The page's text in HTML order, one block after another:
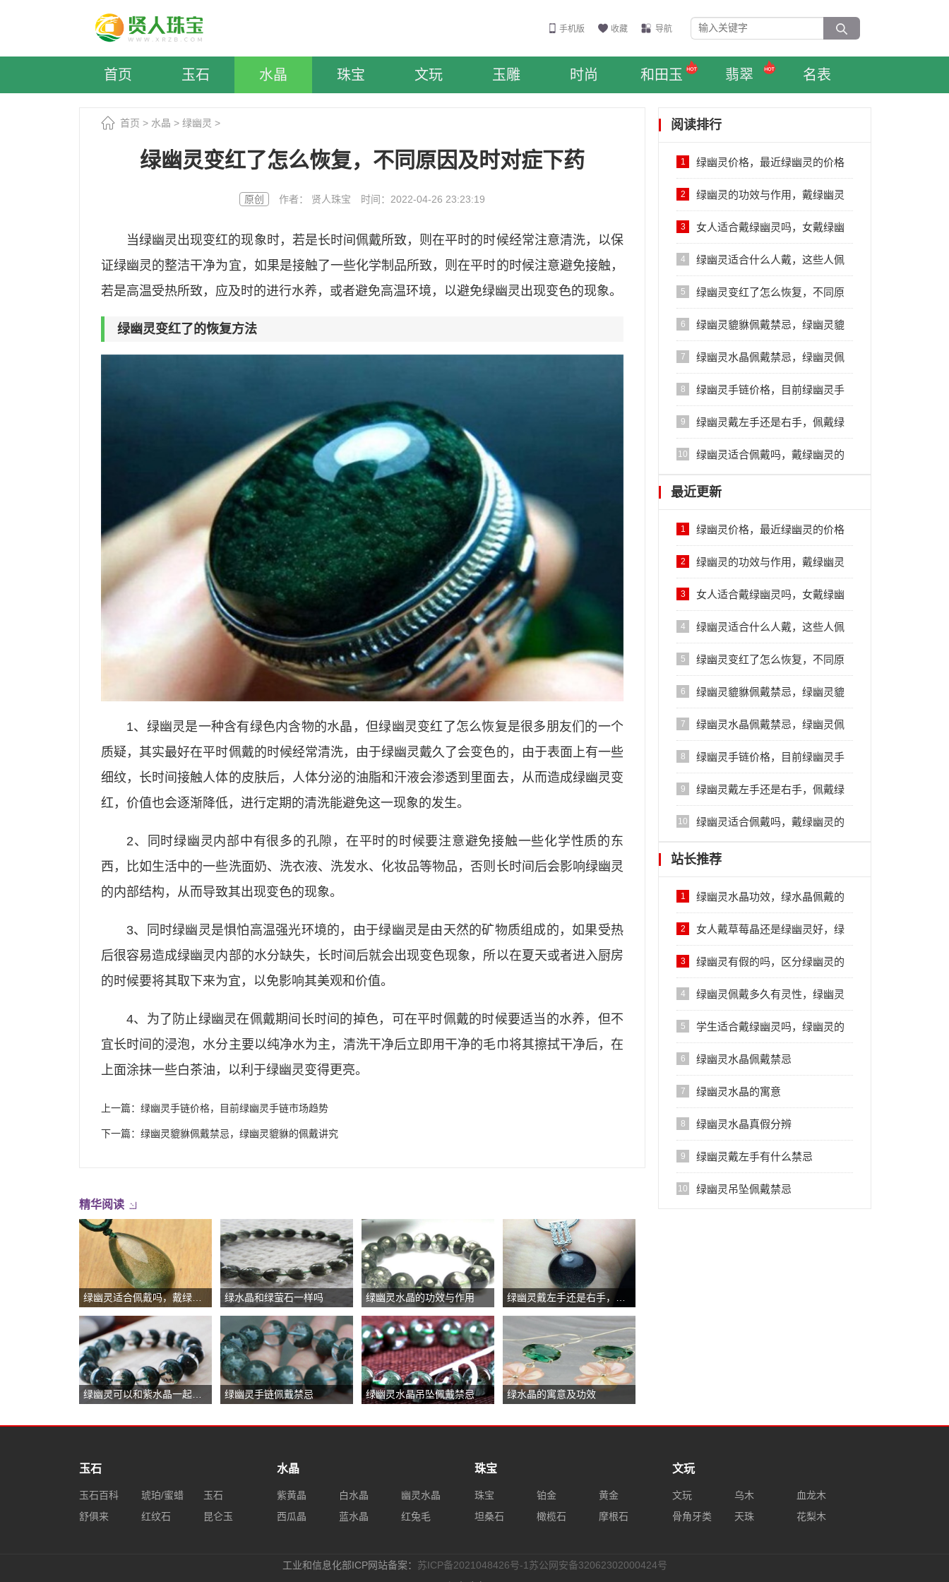
手机版 收藏 导航
首页 玉石 水晶 珠宝 文玩 玉雕 时尚 和田玉 翡翠 名表
首页 > 水晶 > 绿幽灵 >
绿幽灵变红了怎么恢复，不同原因及时对症下药
原创 作者： 贤人珠宝 时间：2022-04-26 23:23:19
当绿幽灵出现变红的现象时，若是长时间佩戴所致，则在平时的时候经常注意清洗，以保
证绿幽灵的整洁干净为宜，如果是接触了一些化学制品所致，则在平时的时候注意避免接触，
若是高温受热所致，应及时的进行水养，或者避免高温环境，以避免绿幽灵出现变色的现象。
绿幽灵变红了的恢复方法
1、绿幽灵是一种含有绿色内含物的水晶，但绿幽灵变红了怎么恢复是很多朋友们的一个
质疑，其实最好在平时佩戴的时候经常清洗，由于绿幽灵戴久了会变色的，由于表面上有一些
细纹，长时间接触人体的皮肤后，人体分泌的油脂和汗液会渗透到里面去，从而造成绿幽灵变
红，价值也会逐渐降低，进行定期的清洗能避免这一现象的发生。
2、同时绿幽灵内部中有很多的孔隙，在平时的时候要注意避免接触一些化学性质的东
西，比如生活中的一些洗面奶、洗衣液、洗发水、化妆品等物品，否则长时间后会影响绿幽灵
的内部结构，从而导致其出现变色的现象。
3、同时绿幽灵是惧怕高温强光环境的，由于绿幽灵是由天然的矿物质组成的，如果受热
后很容易造成绿幽灵内部的水分缺失，长时间后就会出现变色现象，所以在夏天或者进入厨房
的时候要将其取下来为宜，以免影响其美观和价值。
4、为了防止绿幽灵在佩戴期间长时间的掉色，可在平时佩戴的时候要适当的水养，但不
宜长时间的浸泡，水分主要以纯净水为主，清洗干净后立即用干净的毛巾将其擦拭干净后，在
上面涂抹一些白茶油，以利于绿幽灵变得更亮。
上一篇： 绿幽灵手链价格，目前绿幽灵手链市场趋势
下一篇： 绿幽灵貔貅佩戴禁忌，绿幽灵貔貅的佩戴讲究
精华阅读
绿水晶和绿萤石一样吗 绿幽灵水晶的功效与作用
绿幽灵手链佩戴禁忌 绿幽灵水晶吊坠佩戴禁忌 绿水晶的寓意及功效
阅读排行
1 绿幽灵价格，最近绿幽灵的价格
行情
2 绿幽灵的功效与作用，戴绿幽灵
的五大好处
3 女人适合戴绿幽灵吗，女戴绿幽
灵的禁忌
4 绿幽灵适合什么人戴，这些人佩
戴好处多多
5 绿幽灵变红了怎么恢复，不同原
因及时对症下药
6 绿幽灵貔貅佩戴禁忌，绿幽灵貔
貅的佩戴讲究
7 绿幽灵水晶佩戴禁忌，绿幽灵佩
戴注意事项
8 绿幽灵手链价格，目前绿幽灵手
链市场趋势
9 绿幽灵戴左手还是右手，佩戴绿
幽灵手串的禁忌
10 绿幽灵适合佩戴吗，戴绿幽灵的
好处
最近更新
1 绿幽灵价格，最近绿幽灵的价格
行情
2 绿幽灵的功效与作用，戴绿幽灵
的五大好处
3 女人适合戴绿幽灵吗，女戴绿幽
灵的禁忌
4 绿幽灵适合什么人戴，这些人佩
戴好处多多
5 绿幽灵变红了怎么恢复，不同原
因及时对症下药
6 绿幽灵貔貅佩戴禁忌，绿幽灵貔
貅的佩戴讲究
7 绿幽灵水晶佩戴禁忌，绿幽灵佩
戴注意事项
8 绿幽灵手链价格，目前绿幽灵手
链市场趋势
9 绿幽灵戴左手还是右手，佩戴绿
幽灵手串的禁忌
10 绿幽灵适合佩戴吗，戴绿幽灵的
好处
站长推荐
1 绿幽灵水晶功效，绿水晶佩戴的
好处
2 女人戴草莓晶还是绿幽灵好，绿
幽灵的作用
3 绿幽灵有假的吗，区分绿幽灵的
小妙招
4 绿幽灵佩戴多久有灵性，绿幽灵
的佩戴禁忌
5 学生适合戴绿幽灵吗，绿幽灵的
好处
6 绿幽灵水晶佩戴禁忌
7 绿幽灵水晶的寓意
8 绿幽灵水晶真假分辨
9 绿幽灵戴左手有什么禁忌
10 绿幽灵吊坠佩戴禁忌
玉石
玉石百科 琥珀/蜜蜡
玉石
舒俱来
红纹石 昆仑玉
水晶
紫黄晶 白水晶
幽灵水晶
西瓜晶
蓝水晶 红兔毛
珠宝
珠宝 铂金
黄金
坦桑石
橄榄石 摩根石
文玩
文玩 乌木
血龙木
骨角牙类
天珠 花梨木
工业和信息化部ICP网站备案： 苏ICP备2021048426号-1 苏公网安备32062302000424号